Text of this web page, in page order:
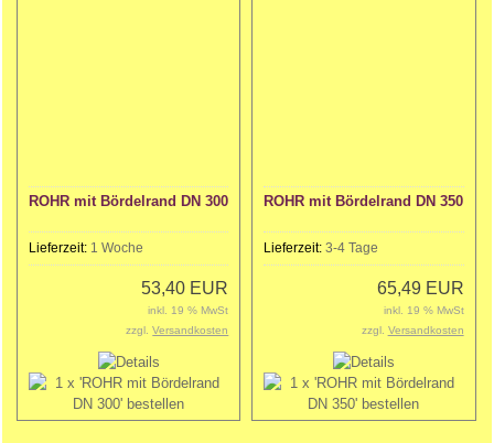
ROHR mit Bördelrand DN 300
Lieferzeit: 1 Woche
53,40 EUR
inkl. 19 % MwSt
zzgl.Versandkosten
ROHR mit Bördelrand DN 350
Lieferzeit:3-4 Tage
65,49 EUR
inkl. 19 % MwSt
zzgl. Versandkosten